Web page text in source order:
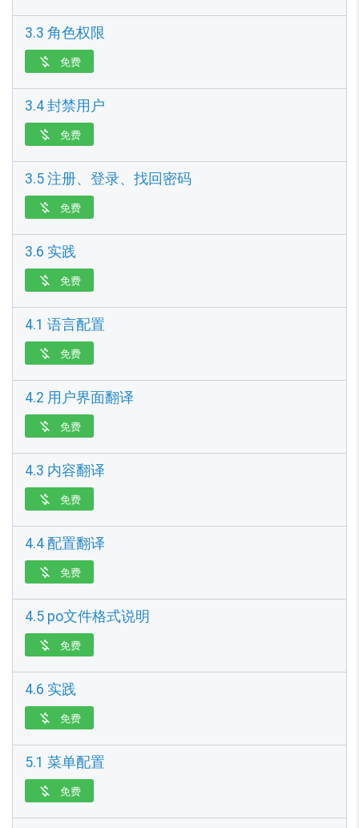
3.3 角色权限
 免费
3.4 封禁用户
 免费
3.5 注册、登录、找回密码
 免费
3.6 实践
 免费
4.1 语言配置
 免费
4.2 用户界面翻译
 免费
4.3 内容翻译
 免费
4.4 配置翻译
 免费
4.5 po文件格式说明
 免费
4.6 实践
 免费
5.1 菜单配置
 免费